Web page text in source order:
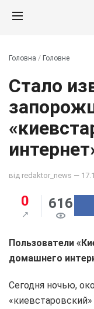
Головна / Головне
Стало
від redaktor_news —
0 616
Пользователи
домашнего
Сегодня ночью,